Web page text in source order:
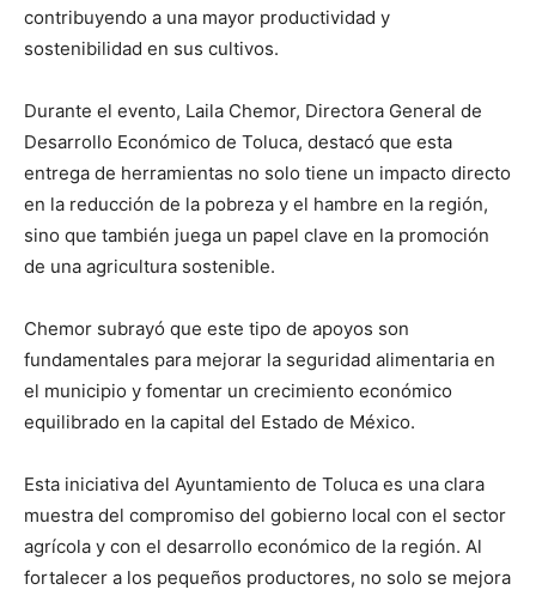
contribuyendo a una mayor productividad y
sostenibilidad en sus cultivos.
Durante el evento, Laila Chemor, Directora General de
Desarrollo Económico de Toluca, destacó que esta
entrega de herramientas no solo tiene un impacto directo
en la reducción de la pobreza y el hambre en la región,
sino que también juega un papel clave en la promoción
de una agricultura sostenible.
Chemor subrayó que este tipo de apoyos son
fundamentales para mejorar la seguridad alimentaria en
el municipio y fomentar un crecimiento económico
equilibrado en la capital del Estado de México.
Esta iniciativa del Ayuntamiento de Toluca es una clara
muestra del compromiso del gobierno local con el sector
agrícola y con el desarrollo económico de la región. Al
fortalecer a los pequeños productores, no solo se mejora